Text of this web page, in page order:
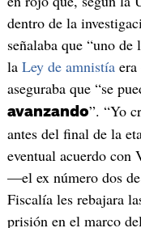
dentro de la
señalaba que “uno
la Ley de amnistíaera
aseguraba que “se
avanzando”. “Yo
antes del final de la
eventual acuerdo
—el ex número dos
Fiscalía les rebajara
prisión en el marco